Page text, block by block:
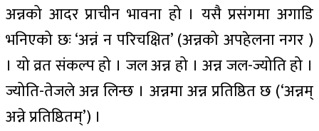
अन्नको आदर प्राचीन भावना हो । यसै प्रसंगमा अगाडि
भनिएको छः ‘अन्नं न परिचक्षित’ (अन्नको अपहेलना नगर )
। यो व्रत संकल्प हो । जल अन्न हो । अन्न जल-ज्योति हो ।
ज्योति-तेजले अन्न लिन्छ । अन्नमा अन्न प्रतिष्ठित छ (‘अन्नम्
अन्ने प्रतिष्ठितम्’) ।